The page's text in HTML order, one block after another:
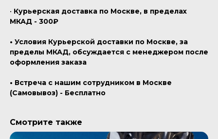
• Курьерская доставка по Москве, в пределах
МКАД - 300₽
• Условия Курьерской доставки по Москве, за
пределы МКАД, обсуждается с менеджером после
оформления заказа
• Встреча с нашим сотрудником в Москве
(Самовывоз) - Бесплатно
Смотрите также